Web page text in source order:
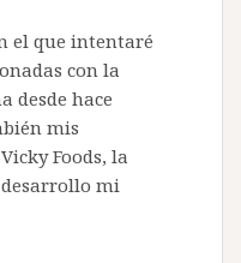
el que intentaré
con la
desde hace
mis
Foods, la
mi